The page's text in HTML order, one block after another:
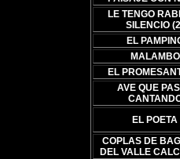
LE TENGO
SILENCIO
EL
MALAMBO
EL
AVE QUE
EL POETA
COPLAS DE
DEL VALLE